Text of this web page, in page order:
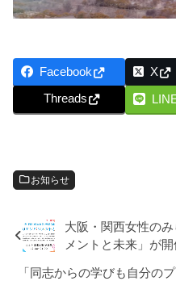
Facebook X
Threads
お知らせ
大阪・関西女性の
メントと未来」が開
「同志からの学びも自分の